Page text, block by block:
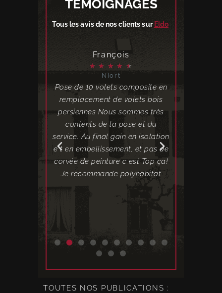
TÉMOIGNAGES
Tous les avis de nos clients sur Eldo
François
★ ★ ★ ★ ★
Niort
Pose de 10 volets composite en
remplacement de volets bois
persiennes Nous sommes très
contents de la pose et du
service. Au final gain en isolation
e t en embellissement, et pas de
corvée de peinture c est Top ça!
Je recommande polyhabitat
TOUTES NOS PUBLICATIONS :